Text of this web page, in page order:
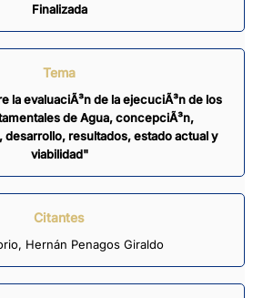
Finalizada
Tema
la evaluaciÃ³n de la ejecuciÃ³n de los
de Agua, concepciÃ³n,
desarrollo, resultados, estado actual y
viabilidad"
Citantes
, Hernán Penagos Giraldo